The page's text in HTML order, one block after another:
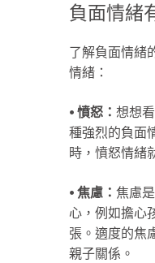
負面情緒
了解負面情緒
情緒：
⦁ 憤怒： 想想
種強烈的負面
時，憤怒情緒
⦁ 焦慮： 焦慮
心，例如擔心
張。適度的焦
親子關係。